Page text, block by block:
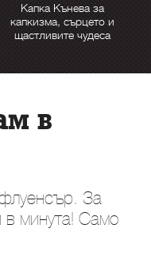
Капка Кънева за
капкизма, сърцето и
щастливите чудеса
в
За
в минута! Само